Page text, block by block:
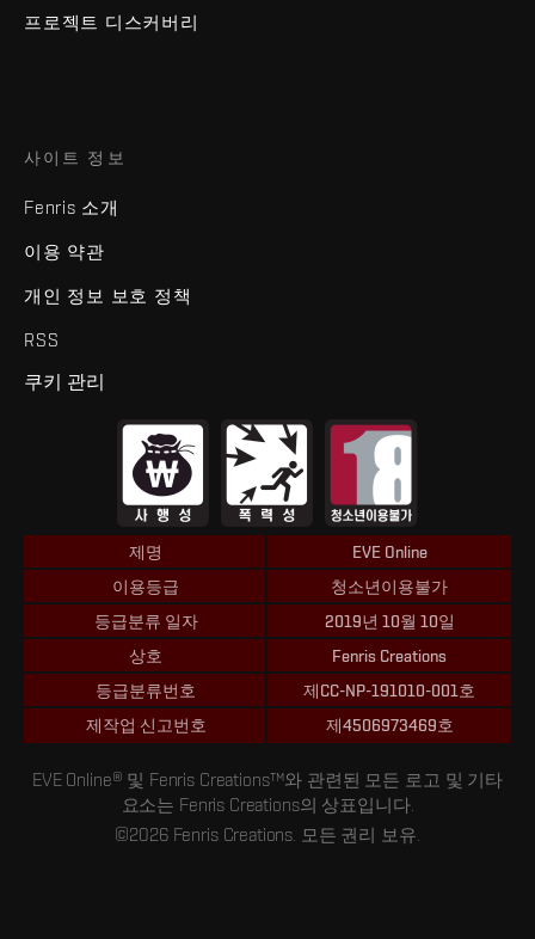
프로젝트 디스커버리
사이트 정보
Fenris 소개
이용 약관
개인 정보 보호 정책
RSS
쿠키 관리
제명
EVE Online
이용등급
청소년이용불가
등급분류 일자
2019년 10월 10일
상호
Fenris Creations
등급분류번호
제CC-NP-191010-001호
제작업 신고번호
제4506973469호
EVE Online® 및 Fenris Creations™와 관련된 모든 로고 및 기타
요소는 Fenris Creations의 상표입니다.
©2026 Fenris Creations. 모든 권리 보유.